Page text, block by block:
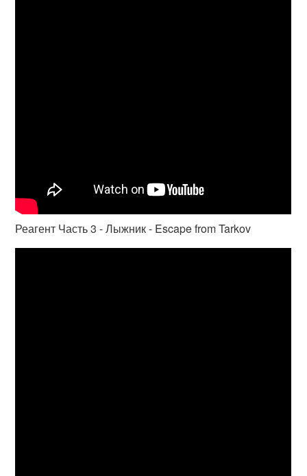
Реагент Часть 3 - Лыжник - Escape from Tarkov